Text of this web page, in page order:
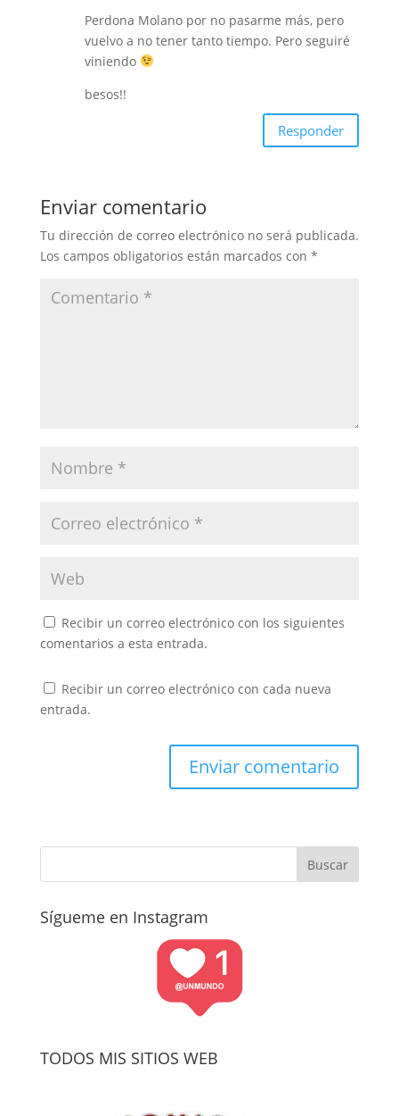
Perdona Molano por no pasarme más, pero
vuelvo a no tener tanto tiempo. Pero seguiré
viniendo
besos!!
Responder
Enviar comentario
Tu dirección de correo electrónico no será publicada.
Los campos obligatorios están marcados con *
Recibir un correo electrónico con los siguientes
comentarios a esta entrada.
Recibir un correo electrónico con cada nueva
entrada.
Sígueme en Instagram
TODOS MIS SITIOS WEB